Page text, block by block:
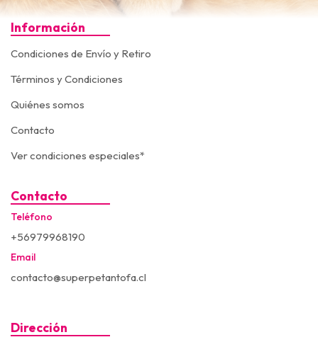
Información
Condiciones de Envío y Retiro
Términos y Condiciones
Quiénes somos
Contacto
Ver condiciones especiales*
Contacto
Teléfono
+56979968190
Email
contacto@superpetantofa.cl
Dirección